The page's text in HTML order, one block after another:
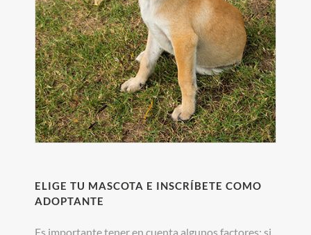
ELIGE TU MASCOTA E INSCRÍBETE COMO
ADOPTANTE
Es importante tener en cuenta algunos factores: si